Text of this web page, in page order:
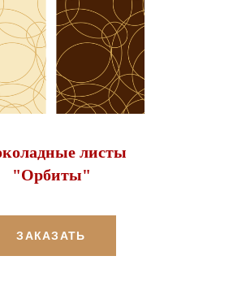
листы
"Орбиты"
ЗАКАЗАТЬ